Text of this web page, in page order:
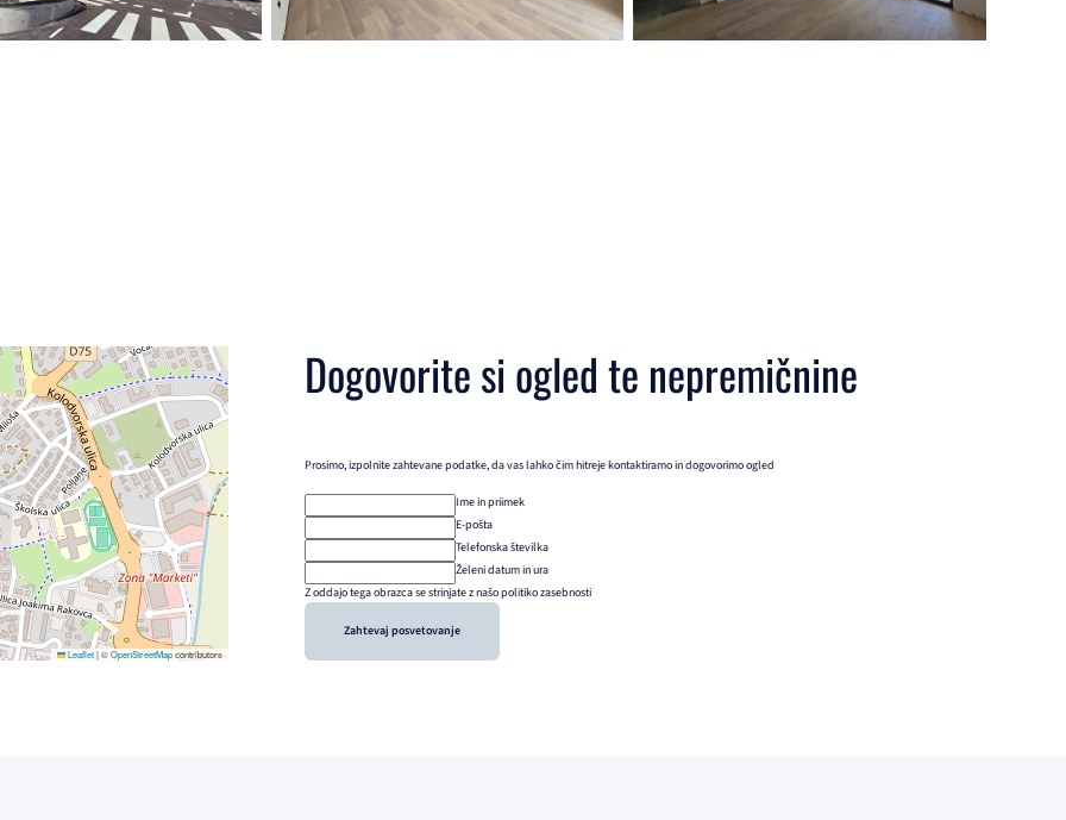
Leaflet|©OpenStreetMapcontributors
Dogovorite si ogled te nepremičnine
Prosimo, izpolnite zahtevane podatke, da vas lahko čim hitreje kontaktiramo in dogovorimo ogled
Ime in priimek
E-pošta
Telefonska številka
Želeni datum in ura
Z oddajo tega obrazca se strinjate z našo politiko zasebnosti
Zahtevaj posvetovanje